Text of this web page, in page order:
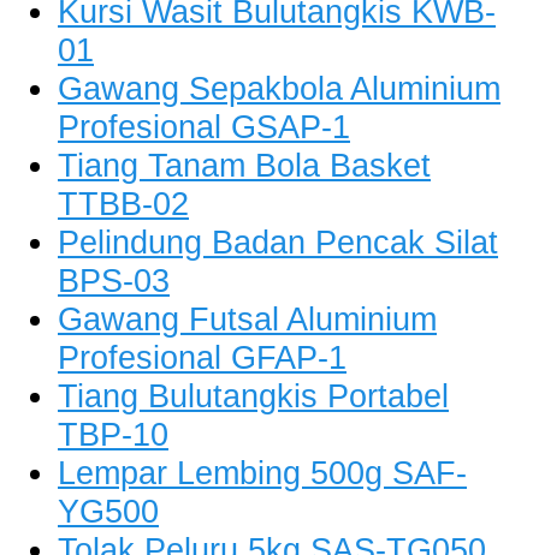
Kursi Wasit Bulutangkis KWB-
01
Gawang Sepakbola Aluminium
Profesional GSAP-1
Tiang Tanam Bola Basket
TTBB-02
Pelindung Badan Pencak Silat
BPS-03
Gawang Futsal Aluminium
Profesional GFAP-1
Tiang Bulutangkis Portabel
TBP-10
Lempar Lembing 500g SAF-
YG500